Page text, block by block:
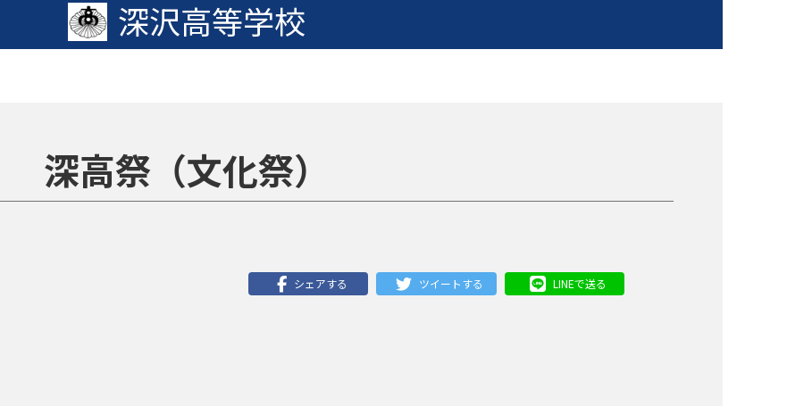
深沢高等学校
深高祭（文化祭）
シェアする ツイートする LINEで送る